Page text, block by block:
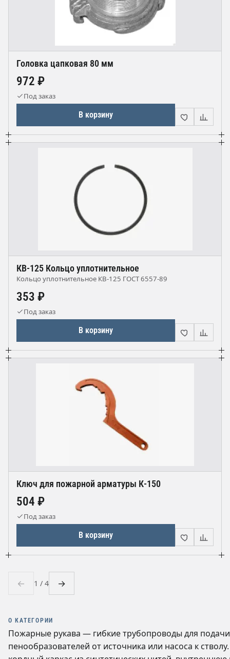
Головка цапковая 80 мм
972 ₽
Под заказ
В корзину
КВ-125 Кольцо уплотнительное
Кольцо уплотнительное КВ-125 ГОСТ 6557-89
353 ₽
Под заказ
В корзину
Ключ для пожарной арматуры К-150
504 ₽
Под заказ
В корзину
← 1 / 4 →
О КАТЕГОРИИ
Пожарные рукава — гибкие трубопроводы для
пенообразователей от источника или насоса к